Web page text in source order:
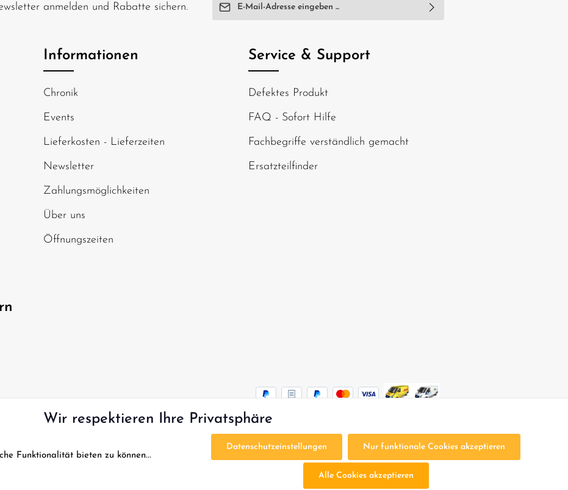
anmelden und Rabatte sichern.
einverstanden.
abgebildeten Zeichen ein*
Informationen
Chronik
Events
Lieferkosten - Lieferzeiten
Newsletter
Zahlungsmöglichkeiten
Über uns
Öffnungszeiten
Service & Support
Defektes Produkt
FAQ - Sofort Hilfe
Fachbegriffe verständlich gemacht
Ersatzteilfinder
Versandkostenund ggf. Nachnahmegebühren, wenn nicht anders angegeben.
Impressum Bestellung Widerrufen
Wir respektieren Ihre Privatsphäre
Funktionalität bieten zu können...
Datenschutzeinstellungen Nur funktionale Cookies akzeptieren
Alle Cookies akzeptieren